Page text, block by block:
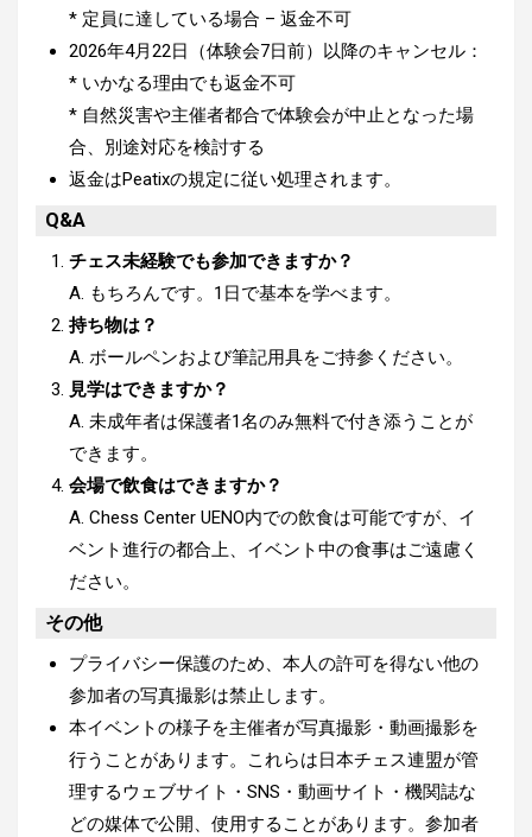
* 定員に達している場合 – 返金不可
2026年4月22日（体験会7日前）以降のキャンセル：
* いかなる理由でも返金不可
* 自然災害や主催者都合で体験会が中止となった場
合、別途対応を検討する
返金はPeatixの規定に従い処理されます。
Q&A
チェス未経験でも参加できますか？
A. もちろんです。1日で基本を学べます。
持ち物は？
A. ボールペンおよび筆記用具をご持参ください。
見学はできますか？
A. 未成年者は保護者1名のみ無料で付き添うことが
できます。
会場で飲食はできますか？
A. Chess Center UENO内での飲食は可能ですが、イ
ベント進行の都合上、イベント中の食事はご遠慮く
ださい。
その他
プライバシー保護のため、本人の許可を得ない他の
参加者の写真撮影は禁止します。
本イベントの様子を主催者が写真撮影・動画撮影を
行うことがあります。これらは日本チェス連盟が管
理するウェブサイト・SNS・動画サイト・機関誌な
どの媒体で公開、使用することがあります。参加者